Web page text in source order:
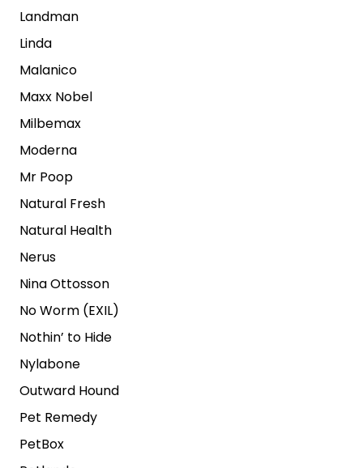
Landman
Linda
Malanico
Maxx Nobel
Milbemax
Moderna
Mr Poop
Natural Fresh
Natural Health
Nerus
Nina Ottosson
No Worm (EXIL)
Nothin’ to Hide
Nylabone
Outward Hound
Pet Remedy
PetBox